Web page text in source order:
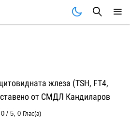
жлеза (TSH, FT4,
от СМДЛ Кандиларов
0 /5,0 Глас(а)